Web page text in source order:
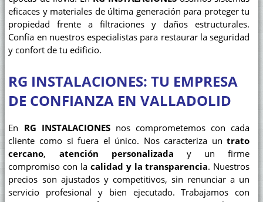
eficaces y materiales de última generación para proteger tu
propiedad frente a filtraciones y daños estructurales.
Confía en nuestros especialistas para restaurar la seguridad
y confort de tu edificio.
RG INSTALACIONES: TU EMPRESA
DE CONFIANZA EN VALLADOLID
En RG INSTALACIONESnos comprometemos con cada
cliente como si fuera el único. Nos caracteriza untrato
cercano, atención personalizada y un firme
compromiso con la calidad y la transparencia. Nuestros
precios son ajustados y competitivos, sin renunciar a un
servicio profesional y bien ejecutado. Trabajamos con